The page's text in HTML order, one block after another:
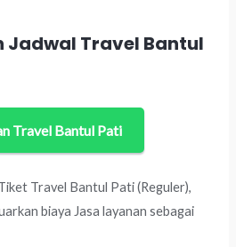
Jadwal Travel Bantul
Travel Bantul Pati
Travel Bantul Pati (Reguler),
biaya Jasa layanan sebagai